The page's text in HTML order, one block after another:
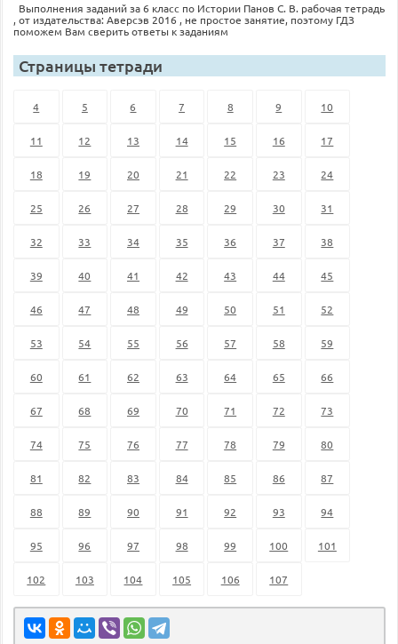
Выполнения заданий за 6 класс по Истории Панов С. В. рабочая тетрадь
, от издательства: Аверсэв 2016 , не простое занятие, поэтому ГДЗ
поможем Вам сверить ответы к заданиям
Страницы тетради
4 5 6 7 8 9 10
11 12 13 14 15 16 17
18 19 20 21 22 23 24
25 26 27 28 29 30 31
32 33 34 35 36 37 38
39 40 41 42 43 44 45
46 47 48 49 50 51 52
53 54 55 56 57 58 59
60 61 62 63 64 65 66
67 68 69 70 71 72 73
74 75 76 77 78 79 80
81 82 83 84 85 86 87
88 89 90 91 92 93 94
95 96 97 98 99 100 101
102 103 104 105 106 107